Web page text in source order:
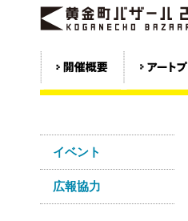
イベント
広報協力